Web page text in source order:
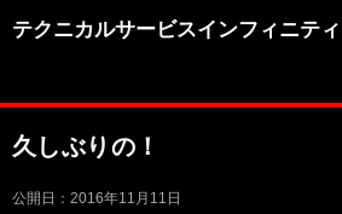
テクニカルサービスインフィニテ
久しぶりの！
公開日： 2016年11月11日